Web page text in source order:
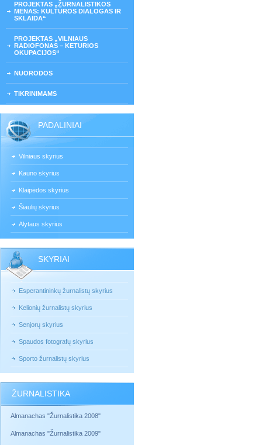
PROJEKTAS „ŽURNALISTIKOS
MENAS: KULTŪROS DIALOGAS IR
SKLAIDA“
PROJEKTAS „VILNIAUS
RADIOFONAS – KETURIOS
OKUPACIJOS“
NUORODOS
TIKRINIMAMS
PADALINIAI
Vilniaus skyrius
Kauno skyrius
Klaipėdos skyrius
Šiaulių skyrius
Alytaus skyrius
SKYRIAI
Esperantininkų žurnalistų skyrius
Kelionių žurnalistų skyrius
Senjorų skyrius
Spaudos fotografų skyrius
Sporto žurnalistų skyrius
ŽURNALISTIKA
Almanachas "Žurnalistika 2008"
Almanachas "Žurnalistika 2009"